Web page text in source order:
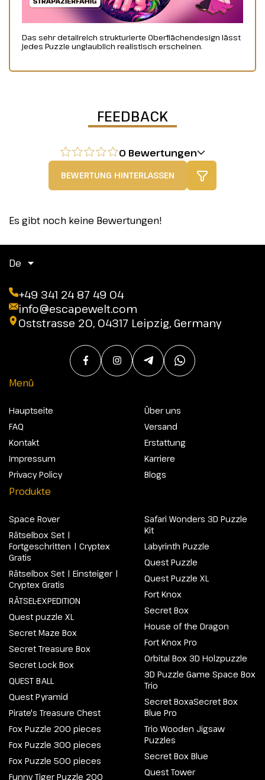
Das sehr detailreich strukturierte Oberflächendesign lässt
jedes Puzzle unglaublich realistisch erscheinen.
FEEDBACK
0 Bewertungen
BEWERTUNG HINTERLASSEN
Es gibt noch keine Bewertungen!
De
+49 341 24 87 49 04
info@escapewelt.com
Oststrasse 20, 04317 Leipzig, Germany
Menü
Hauptseite
FAQ
Kontakt
Impressum
Privacy Policy
Über uns
Versand
Erstattung
Karriere
Blogs
Produkte
Space Rover
Rätselbox Set |
Fortgeschritten | Cryptex
Gratis
Rätselbox Set | Einsteiger |
Cryptex Gratis
RÄTSEL-EXPEDITION
Quest puzzle XL
Secret Maze Box
Secret Treasure Box
Secret Lock Box
QUEST BALL
Quest Pyramid
Pirate's Treasure Chest
Fox Puzzle 200 pieces
Fox Puzzle 300 pieces
Fox Puzzle 500 pieces
Funny Tiger Puzzle 200
Safari Wonders 3D Puzzle
Kit
Labyrinth Puzzle
Quest Puzzle
Quest Puzzle XL
Fort Knox
Secret Box
House of the Dragon
Fort Knox Pro
Orbital Box 3D Holzpuzzle
3D Puzzle Game Space Box
Trio
Secret BoxaSecret Box
Blue Pro
Trio Wooden Jigsaw
Puzzles
Secret Box Blue
Quest Tower